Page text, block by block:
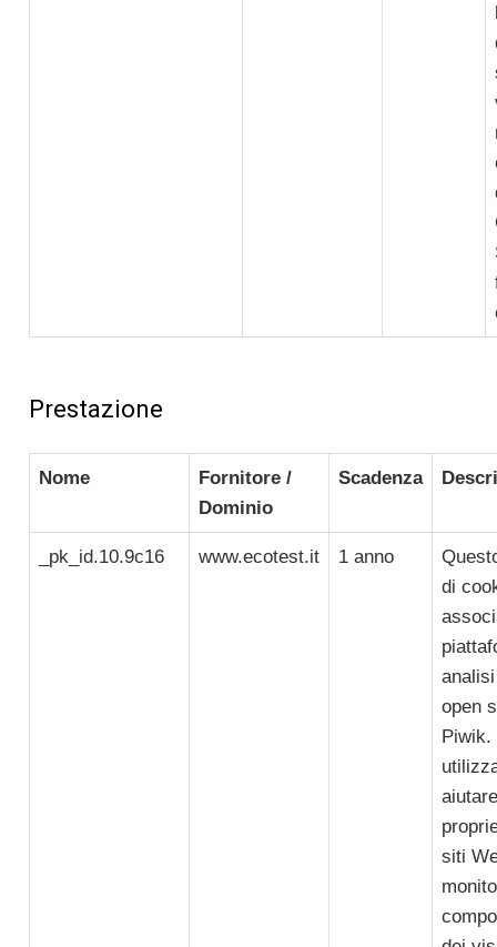
Prestazione
Nome
Fornitore /
Dominio
Scadenza
_pk_id.10.9c16 www.ecotest.it 1 anno
di
open
Piwik.
siti